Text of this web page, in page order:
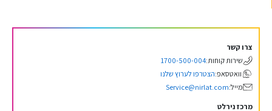
צרו קשר
שירות קוחות:1700-500-004
וואטסאפ:הצטרפו לערוץ שלנו
מייל:Service@nirlat.com
מרכז נירלט